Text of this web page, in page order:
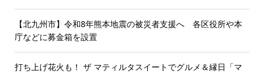
【北九州市】令和8年熊本地震の被災者支援へ 各区役所や本
庁などに募金箱を設置
打ち上げ花火も！ ザ マティルタスイートでグルメ＆縁日「マ